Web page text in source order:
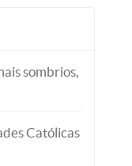
sombrios,
Católicas